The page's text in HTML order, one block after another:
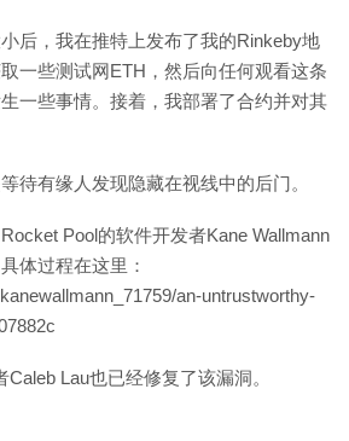
后，我在推特上发布了我的Rinkeby地
一些测试网ETH，然后向任何观看这条
一些事情。接着，我部署了合约并对其
待有缘人发现隐藏在视线中的后门。
Pool的软件开发者Kane Wallmann
体过程在这里：
an-untrustworthy-
Lau也已经修复了该漏洞。